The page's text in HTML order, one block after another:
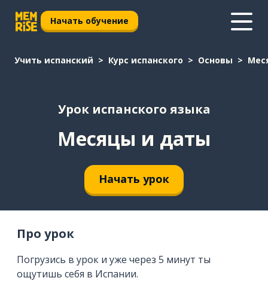
Начать обучение
Учить испанский Курс испанского Основы
Урок испанского языка
Месяцы и даты
Начать урок
Про урок
Погрузись в урок и уже через 5 минут ты
ощутишь себя в Испании.